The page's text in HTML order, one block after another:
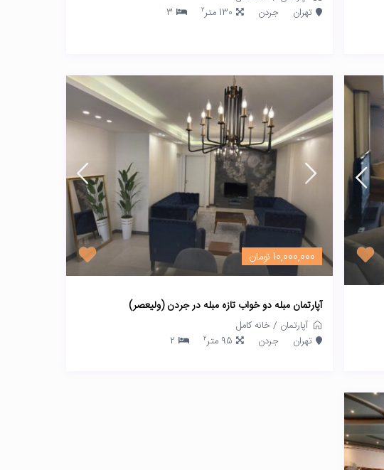
تهران
جردن 130 متر 2
3
10,000,000 تومان
آپارتمان مبله دو خواب تازه مبله در جردن (ولیعصر)
آپارتمان /خانه کامل
تهران
جردن 95 متر 2
2